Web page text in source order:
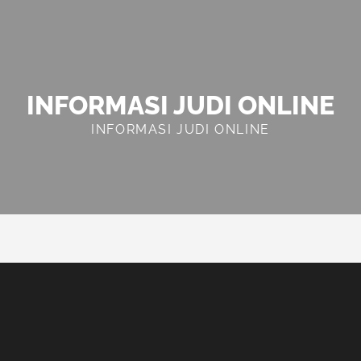
INFORMASI JUDI ONLINE
INFORMASI JUDI ONLINE